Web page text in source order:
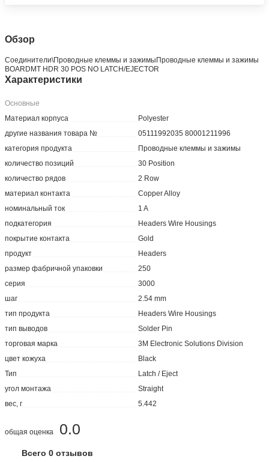
Обзор
Соединители\Проводные клеммы и зажимыПроводные клеммы и зажимы
BOARDMT HDR 30 POS NO LATCH/EJECTOR
Характеристики
Основные
Материал корпуса
Polyester
другие названия товара №
05111992035 80001211996
категория продукта
Проводные клеммы и зажимы
количество позиций
30 Position
количество рядов
2 Row
материал контакта
Copper Alloy
номинальный ток
1 A
подкатегория
Headers Wire Housings
покрытие контакта
Gold
продукт
Headers
размер фабричной упаковки
250
серия
3000
шаг
2.54 mm
тип продукта
Headers Wire Housings
тип выводов
Solder Pin
торговая марка
3M Electronic Solutions Division
цвет кожуха
Black
Тип
Latch / Eject
угол монтажа
Straight
вес, г
5.442
0.0
общая оценка
Всего 0 отзывов